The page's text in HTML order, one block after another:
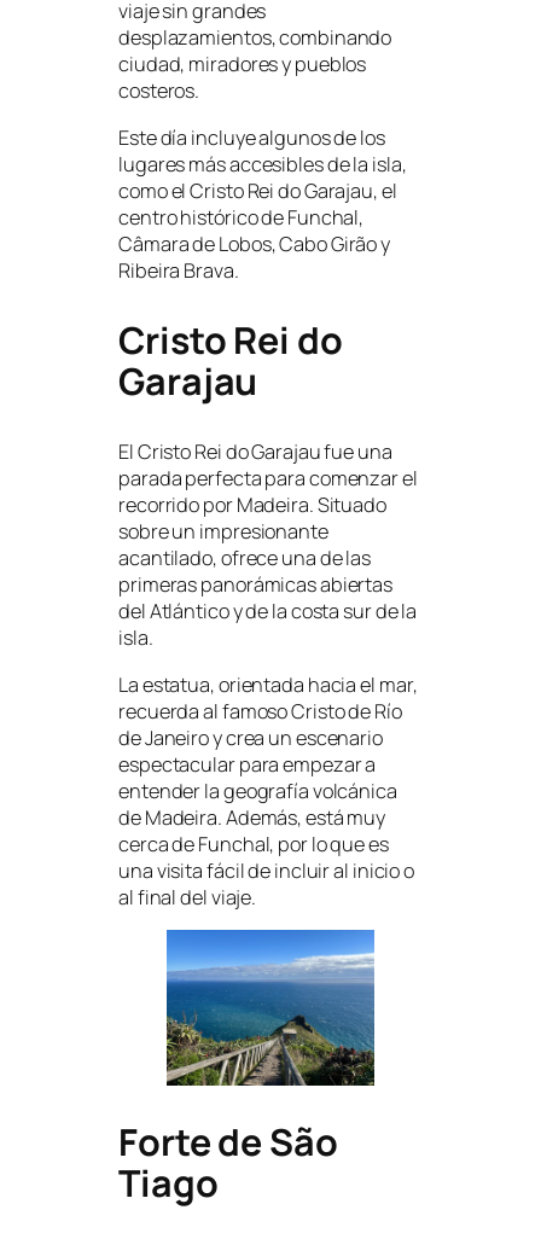
viaje sin grandes
desplazamientos, combinando
ciudad, miradores y pueblos
costeros.
Este día incluye algunos de los
lugares más accesibles de la isla,
como el Cristo Rei do Garajau, el
centro histórico de Funchal,
Câmara de Lobos, Cabo Girão y
Ribeira Brava.
Cristo Rei do
Garajau
El Cristo Rei do Garajau fue una
parada perfecta para comenzar el
recorrido por Madeira. Situado
sobre un impresionante
acantilado, ofrece una de las
primeras panorámicas abiertas
del Atlántico y de la costa sur de la
isla.
La estatua, orientada hacia el mar,
recuerda al famoso Cristo de Río
de Janeiro y crea un escenario
espectacular para empezar a
entender la geografía volcánica
de Madeira. Además, está muy
cerca de Funchal, por lo que es
una visita fácil de incluir al inicio o
al final del viaje.
Forte de São
Tiago